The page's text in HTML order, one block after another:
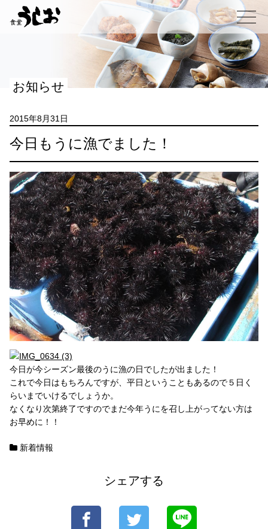
メニュー
お知らせ
2015年8月31日
今日もうに漁でました！
今日が今シーズン最後のうに漁の日でしたが出ました！
これで今日はもちろんですが、平日ということもあるので５日く
らいまでいけるでしょうか。
なくなり次第終了ですのでまだ今年うにを召し上がってない方は
お早めに！！
新着情報
シェアする